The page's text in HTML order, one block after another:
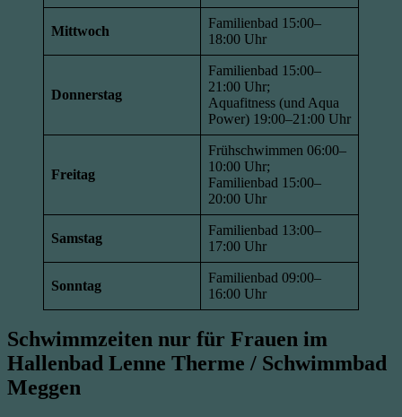
Mittwoch
Familienbad 15:00–
18:00 Uhr
Donnerstag
Familienbad 15:00–
21:00 Uhr;
Aquafitness (und Aqua
Power) 19:00–21:00 Uhr
Freitag
Frühschwimmen 06:00–
10:00 Uhr;
Familienbad 15:00–
20:00 Uhr
Samstag
Familienbad 13:00–
17:00 Uhr
Sonntag
Familienbad 09:00–
16:00 Uhr
Schwimmzeiten nur für Frauen im
Hallenbad Lenne Therme / Schwimmbad
Meggen